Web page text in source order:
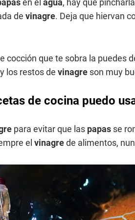
de vinagre. Deja que hiervan
cocción que te sobra la puedes
y los restos de vinagre son muy
de cocina puedo
para evitar que las papas se
el vinagrede alimentos,